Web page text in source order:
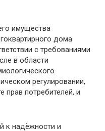
имущества
дома
с требованиями
в области
регулировании,
прав потребителей, и
к надёжности и